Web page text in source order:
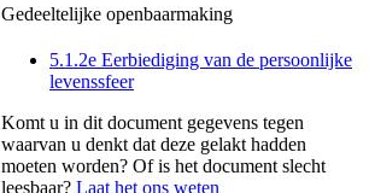
Gedeeltelijke openbaarmaking
5.1.2e Eerbiediging van de persoonlijke
levenssfeer
Komt u in dit document gegevens tegen
waarvan u denkt dat deze gelakt hadden
moeten worden? Of is het document slecht
leesbaar? Laat het ons weten